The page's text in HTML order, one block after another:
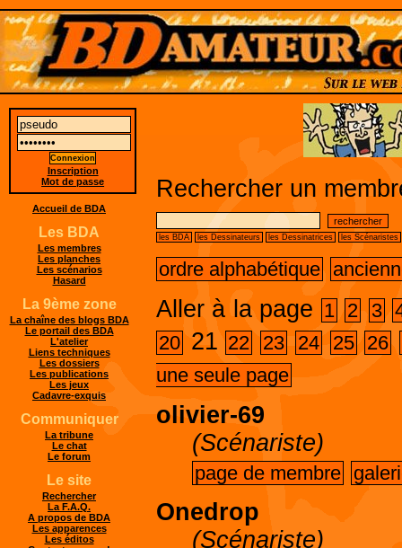
Rechercher un
les BDA les Dessinateurs les Dessinatrices les Scénaristes
ordre alphabétique
Aller à la page 1 2 3
20 21 22 23 24 25
26
une seule page
olivier-69
(Scénariste)
page de membre
Onedrop
(Scénariste)
Inscription
Mot de passe
Accueil de BDA
Les BDA
Les membres
Les planches
Les scénarios
Hasard
La 9ème zone
La chaîne des blogs BDA
Le portail des BDA
L'atelier
Liens techniques
Les dossiers
Les publications
Les jeux
Cadavre-exquis
Communiquer
La tribune
Le chat
Le forum
Le site
Rechercher
La F.A.Q.
A propos de BDA
Les apparences
Les éditos